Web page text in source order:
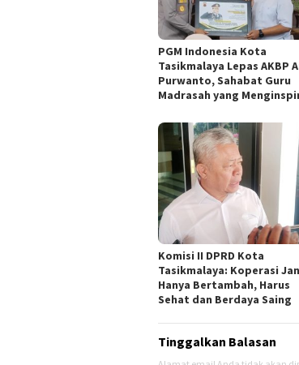
PGM Indonesia Kota
Tasikmalaya Lepas AKBP
Purwanto, Sahabat Guru
Madrasah yang
Komisi II DPRD Kota
Tasikmalaya: Koperasi
Hanya Bertambah, Harus
Sehat dan Berdaya Saing
Tinggalkan Balasan